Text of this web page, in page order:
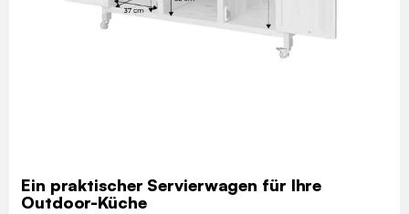
Ein praktischer Servierwagen für Ihre
Outdoor-Küche